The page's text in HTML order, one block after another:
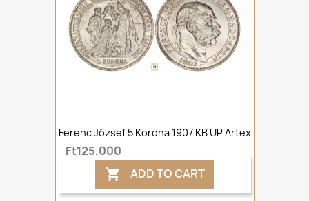
Ferenc József 5 Korona 1907 KB UP Artex
Ft125,000
 ADD TO CART